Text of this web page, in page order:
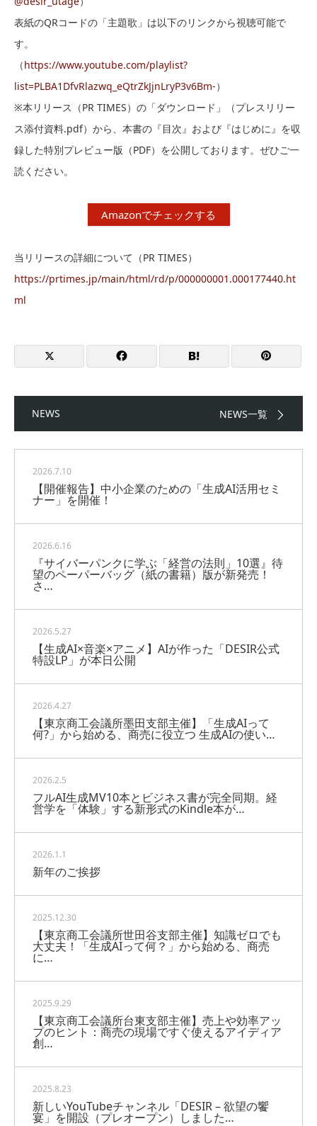
表紙のQRコードの「主題歌」は以下のリンクから視聴可能で
す。
（https://www.youtube.com/playlist?
list=PLBA1DfvRlazwq_eQtrZkJjnLryP3v6Bm-）
※本リリース（PR TIMES）の「ダウンロード」（プレスリリー
ス添付資料.pdf）から、本書の『目次』および『はじめに』を収
録した特別プレビュー版（PDF）を公開しております。ぜひご一
読ください。
Amazonでチェックする
当リリースの詳細について（PR TIMES）
https://prtimes.jp/main/html/rd/p/000000001.000177440.ht
ml
NEWS NEWS一覧
2026.7.10
【開催報告】中小企業のための「生成AI活用セミ
ナー」を開催！
2026.6.16
『サイバーパンクに学ぶ「経営の法則」10選』待
望のペーパーバッグ（紙の書籍）版が新発売！
さ…
2026.5.27
【生成AI×音楽×アニメ】AIが作った「DESIR公式
特設LP」が本日公開
2026.4.27
【東京商工会議所墨田支部主催】「生成AIって
何?」から始める、商売に役立つ 生成AIの使い…
2026.2.5
フルAI生成MV10本とビジネス書が完全同期。経
営学を「体験」する新形式のKindle本が…
2026.1.1
新年のご挨拶
2025.12.30
【東京商工会議所世田谷支部主催】知識ゼロでも
大丈夫！「生成AIって何？」から始める、商売
に…
2025.9.29
【東京商工会議所台東支部主催】売上や効率アッ
プのヒント：商売の現場ですぐ使えるアイディア
創…
2025.8.23
新しいYouTubeチャンネル「DESIR – 欲望の饗
宴」を開設（プレオープン）しました…